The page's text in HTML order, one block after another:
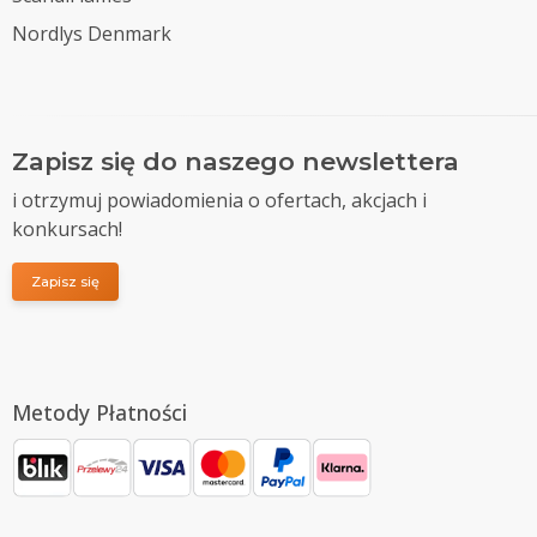
Nordlys Denmark
Zapisz się do naszego newslettera
i otrzymuj powiadomienia o ofertach, akcjach i
konkursach!
Zapisz się
Metody Płatności